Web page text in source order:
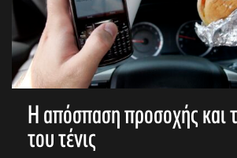
Η απόσπαση προσοχής και
του τένις